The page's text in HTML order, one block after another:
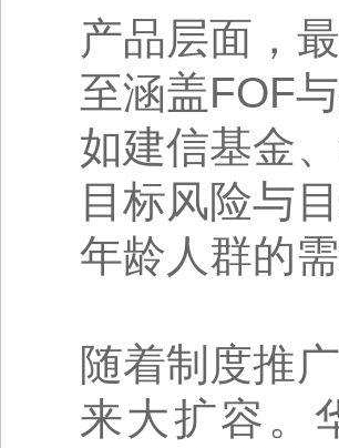
产品层面，
至涵盖FOF
如建信基金
目标风险与
年龄人群的需
随着制度推
来大扩容。